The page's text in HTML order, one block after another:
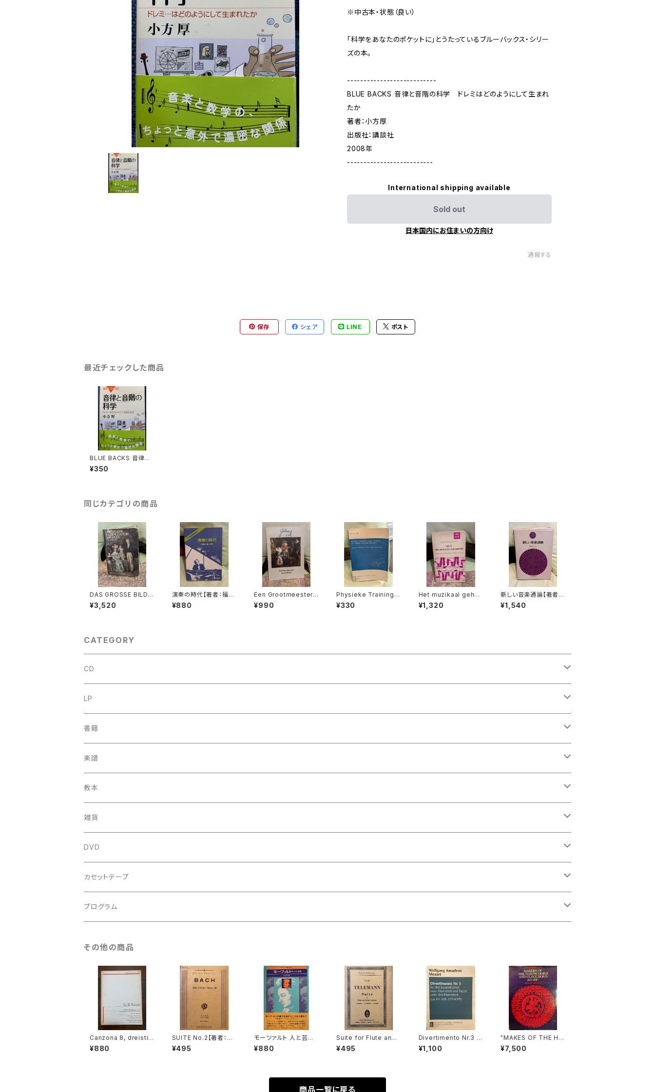
※中古本・状態（良い）
「科学をあなたのポケットに」とうたっているブルーバックス・シリー
ズの本。
---------------------------
BLUE BACKS 音律と音階の科学 ドレミはどのようにして生まれ
たか
著者：小方厚
出版社：講談社
2008年
--------------------------
International shipping available
Sold out
日本国内にお住まいの方向け
通報する
保存 シェア LINE ポスト
最近チェックした商品
BLUE BACKS 音律と
音階の科学 ドレミは
どのようにして生まれた
¥350
同じカテゴリの商品
DAS GROSSE BILDE
RLEXIKON DER MO
DE【著者：Ludmila Ky
RLAG 1966年
¥3,520
演奏の時代【著者：福永
陽一郎】出版社：紀伊國
屋書店 1978年
¥880
Een Grootmeester v
an de barok【著者：L
eona Detiège】出版
¥990
Physieke Training V
oor Pianisten en An
dere Instrumentalis
¥330
Het muzikaal gehoo
r vorming en ontwik
keling【著者：THEO
¥1,320
新しい音楽通論【著者：
菊本哲也】出版社：全音
楽譜出版社 昭和50年
¥1,540
CATEGORY
CD
古楽
中古CD
鍋島元子関連CD
古楽以外
中古CD
LP
古楽
中古LP
鍋島元子関連LP
古楽以外
中古LP
書籍
古楽関係
中古本
新古本
古楽以外
中古本
中古本
楽譜
古楽関係
スコア
鍵盤用
古楽以外
スコア
教本
古楽関係
古楽以外
雑貨
トートバッグ
バロック
ルネサンス
DVD
古楽
古楽以外
カセットテープ
古楽
プログラム
古楽以外
その他の商品
Canzona 8, dreistim
mig mit Basso conti
nuo【著者：GIOVANNI
¥880
SUITE No.2【著者：BA
CH】出版社：日本楽譜
出版社
¥495
モーツァルト 人と芸術
【編集：音楽現代】出版
社：芸術現代社 昭和51
¥880
Suite for Flute and
String Orchestra A-
moll【著者：TELEMAN
¥495
Divertimento Nr.3 f
ür drei Basetthörner
(zwei klarinetten un
¥1,100
"MAKES OF THE HA
RPSICHORD AND C
LAVICHORD 1440-1
¥7,500
商品一覧に戻る